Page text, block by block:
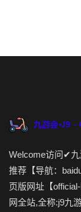
Welcome访问✔九
推荐【导航：
页版网址【
网全站,全称:j9九